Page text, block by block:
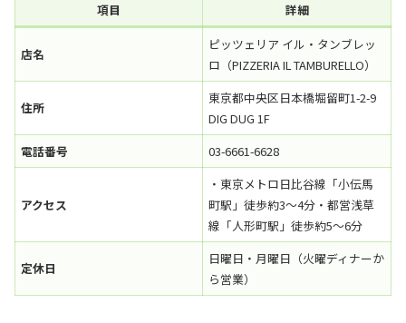
項目 詳細
店名
ピッツェリア イル・タンブレッ
ロ（PIZZERIA IL TAMBURELLO）
住所
東京都中央区日本橋堀留町1-2-9
DIG DUG 1F
電話番号
03-6661-6628
アクセス
・東京メトロ日比谷線「小伝馬
町駅」徒歩約3〜4分・都営浅草
線「人形町駅」徒歩約5〜6分
定休日
日曜日・月曜日（火曜ディナーか
ら営業）